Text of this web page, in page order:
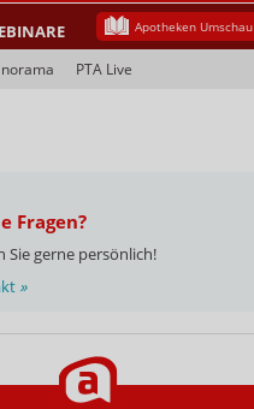
Apotheken Umschau
PTA Live
Fragen?
Sie gerne persönlich!
»